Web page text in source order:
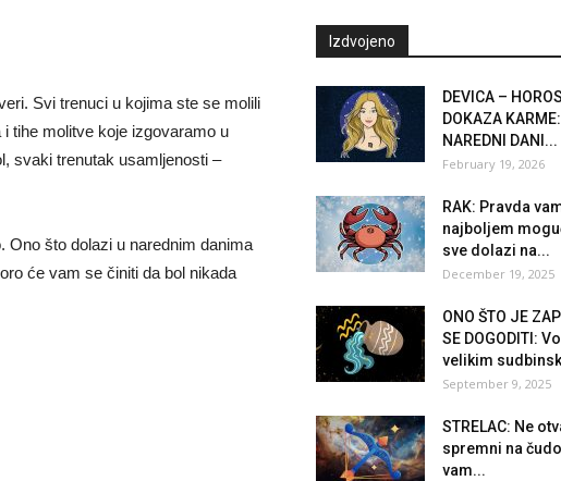
Svi trenuci u kojima ste se molili
tihe molitve koje izgovaramo u
svaki trenutak usamljenosti –
Ono što dolazi u narednim danima
će vam se činiti da bol nikada
Izdvojeno
DEVICA –
DOKAZA
NAREDNI DANI...
February 19, 2026
RAK: Pravda
najboljem
sve dolazi na...
December 19, 2025
ONO ŠTO JE
SE DOGODITI:
velikim
September 9, 2025
STRELAC: Ne
spremni na
vam...